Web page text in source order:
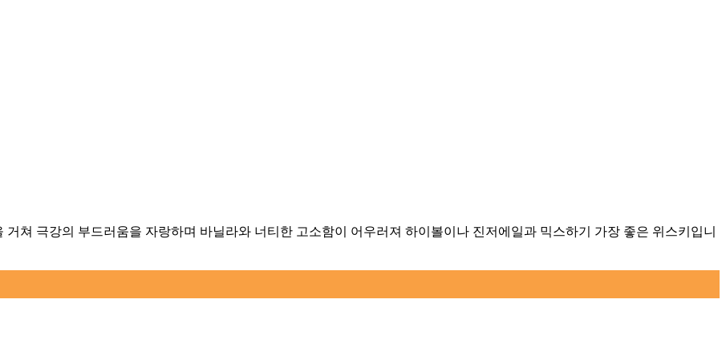
쳐 극강의 부드러움을 자랑하며 바닐라와 너티한 고소함이 어우러져 하이볼이나 진저에일과 믹스하기 가장 좋은 위스키입니